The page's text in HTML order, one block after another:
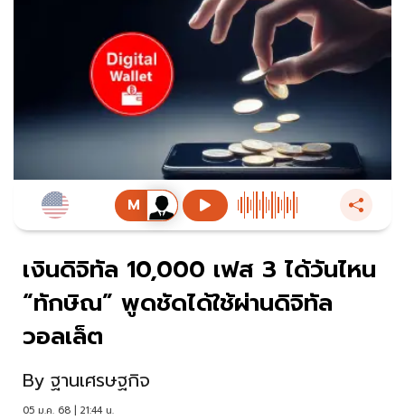
เงินดิจิทัล 10,000 เฟส 3 ได้วันไหน
“ทักษิณ” พูดชัดได้ใช้ผ่านดิจิทัล
วอลเล็ต
By ฐานเศรษฐกิจ
05 ม.ค. 68 | 21:44 น.